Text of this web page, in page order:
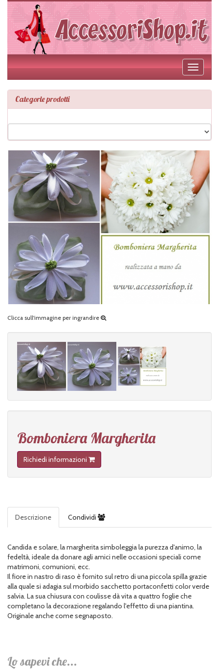
Toggle
Categorie prodotti
Clicca sull'immagine per ingrandire
Bomboniera Margherita
Richiedi informazioni
Descrizione Condividi
Candida e solare, la margherita simboleggia la purezza d'animo, la
fedeltà, ideale da donare agli amici nelle occasioni speciali come
matrimoni, comunioni, ecc.
Il fiore in nastro di raso è fornito sul retro di una piccola spilla grazie
alla quale si adagia sul morbido sacchetto portaconfetti color verde
salvia. La sua chiusura con coulisse dà vita a quattro foglie che
completano la decorazione regalando l'effetto di una piantina.
Originale anche come segnaposto.
Lo sapevi che...